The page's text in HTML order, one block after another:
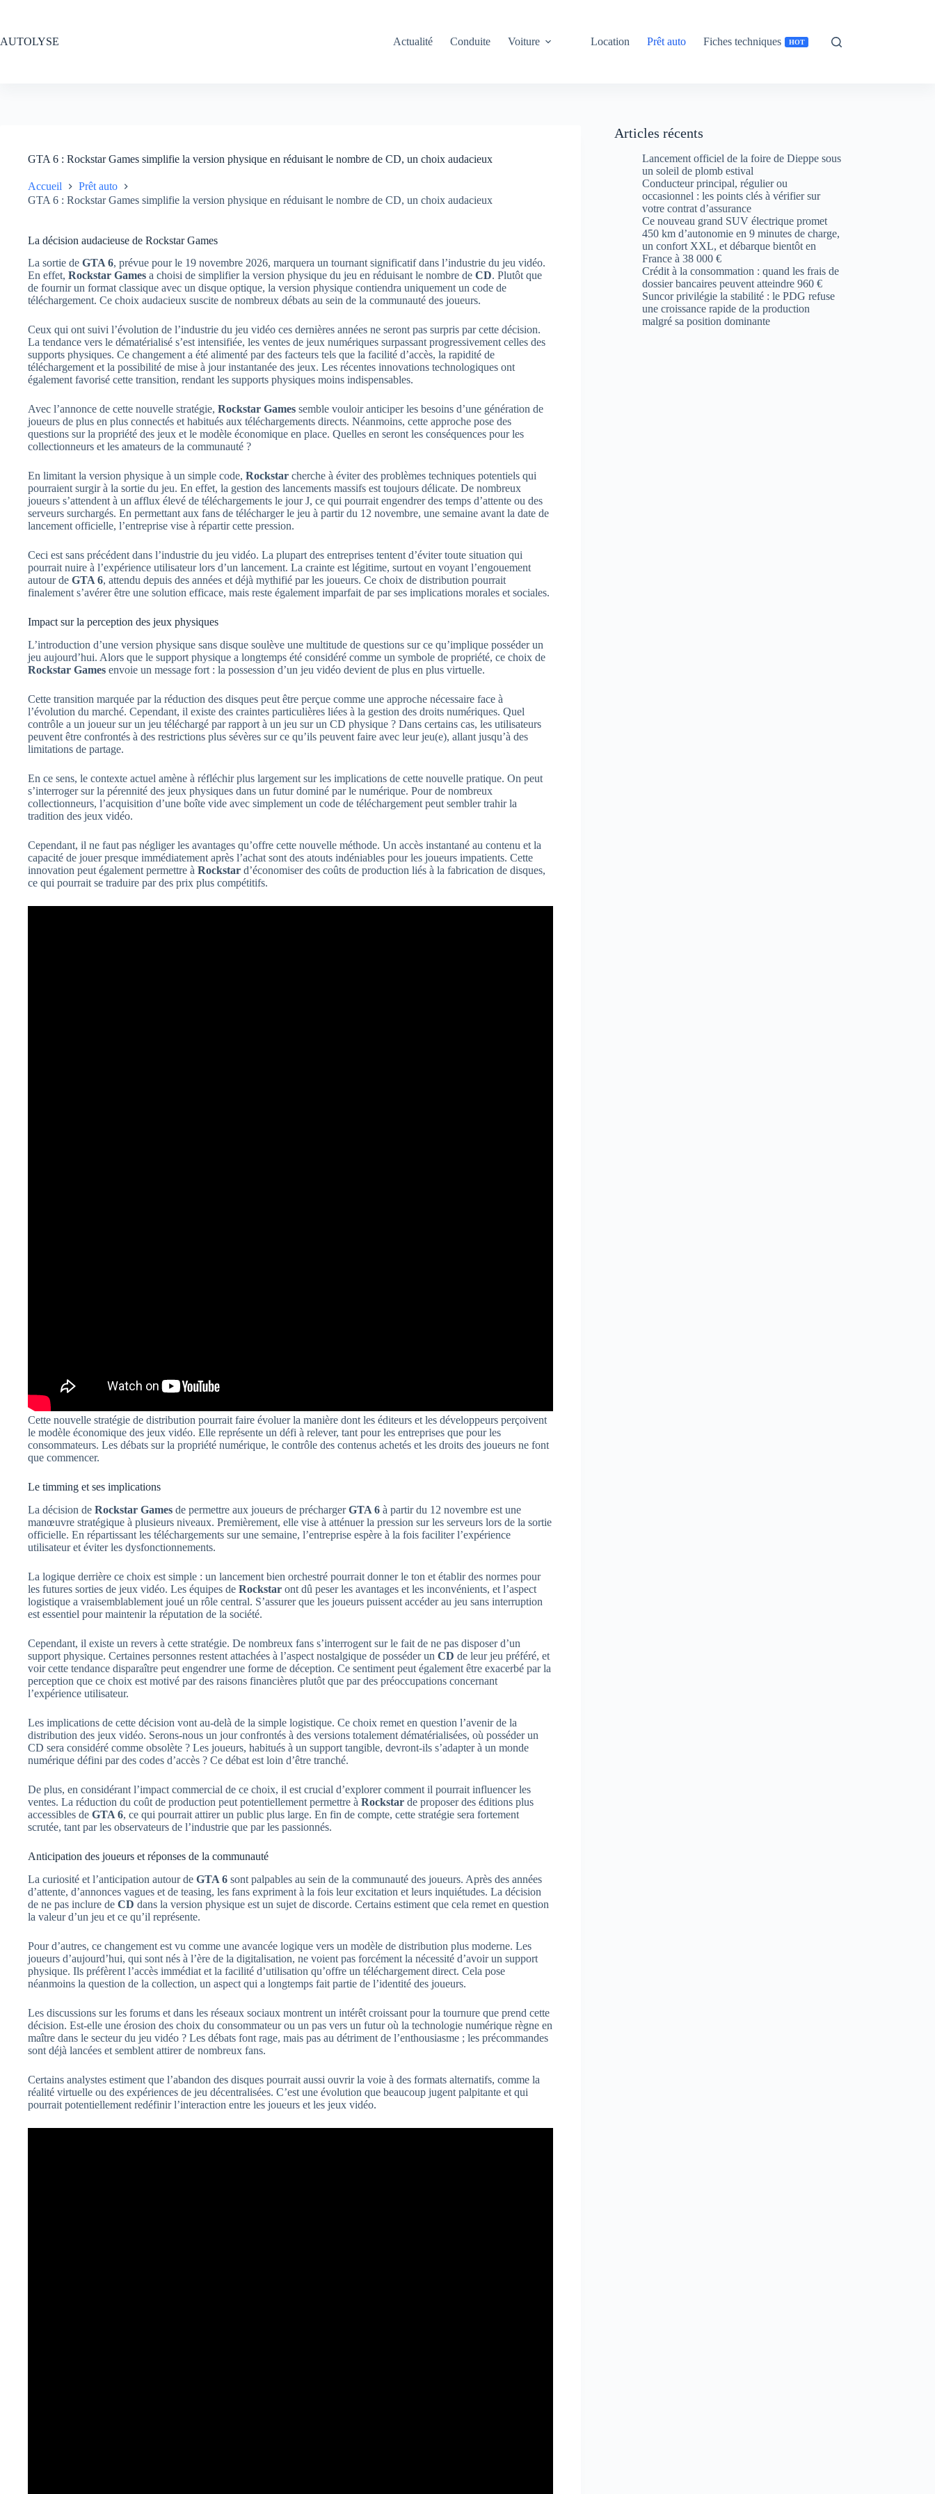
AUTOLYSE
Actualité Conduite Voiture Location Prêt auto Fiches techniques HOT
GTA 6 : Rockstar Games simplifie la version physique en réduisant le nombre de CD, un choix audacieux
Accueil
Prêt auto
GTA 6 : Rockstar Games simplifie la version physique en réduisant le nombre de CD, un choix audacieux
La décision audacieuse de Rockstar Games
La sortie de GTA 6, prévue pour le 19 novembre 2026, marquera un tournant significatif dans l’industrie du jeu vidéo.
En effet, Rockstar Games a choisi de simplifier la version physique du jeu en réduisant le nombre de CD. Plutôt que
de fournir un format classique avec un disque optique, la version physique contiendra uniquement un code de
téléchargement. Ce choix audacieux suscite de nombreux débats au sein de la communauté des joueurs.
Ceux qui ont suivi l’évolution de l’industrie du jeu vidéo ces dernières années ne seront pas surpris par cette décision.
La tendance vers le dématérialisé s’est intensifiée, les ventes de jeux numériques surpassant progressivement celles des
supports physiques. Ce changement a été alimenté par des facteurs tels que la facilité d’accès, la rapidité de
téléchargement et la possibilité de mise à jour instantanée des jeux. Les récentes innovations technologiques ont
également favorisé cette transition, rendant les supports physiques moins indispensables.
Avec l’annonce de cette nouvelle stratégie, Rockstar Games semble vouloir anticiper les besoins d’une génération de
joueurs de plus en plus connectés et habitués aux téléchargements directs. Néanmoins, cette approche pose des
questions sur la propriété des jeux et le modèle économique en place. Quelles en seront les conséquences pour les
collectionneurs et les amateurs de la communauté ?
En limitant la version physique à un simple code, Rockstar cherche à éviter des problèmes techniques potentiels qui
pourraient surgir à la sortie du jeu. En effet, la gestion des lancements massifs est toujours délicate. De nombreux
joueurs s’attendent à un afflux élevé de téléchargements le jour J, ce qui pourrait engendrer des temps d’attente ou des
serveurs surchargés. En permettant aux fans de télécharger le jeu à partir du 12 novembre, une semaine avant la date de
lancement officielle, l’entreprise vise à répartir cette pression.
Ceci est sans précédent dans l’industrie du jeu vidéo. La plupart des entreprises tentent d’éviter toute situation qui
pourrait nuire à l’expérience utilisateur lors d’un lancement. La crainte est légitime, surtout en voyant l’engouement
autour de GTA 6, attendu depuis des années et déjà mythifié par les joueurs. Ce choix de distribution pourrait
finalement s’avérer être une solution efficace, mais reste également imparfait de par ses implications morales et sociales.
Impact sur la perception des jeux physiques
L’introduction d’une version physique sans disque soulève une multitude de questions sur ce qu’implique posséder un
jeu aujourd’hui. Alors que le support physique a longtemps été considéré comme un symbole de propriété, ce choix de
Rockstar Games envoie un message fort : la possession d’un jeu vidéo devient de plus en plus virtuelle.
Cette transition marquée par la réduction des disques peut être perçue comme une approche nécessaire face à
l’évolution du marché. Cependant, il existe des craintes particulières liées à la gestion des droits numériques. Quel
contrôle a un joueur sur un jeu téléchargé par rapport à un jeu sur un CD physique ? Dans certains cas, les utilisateurs
peuvent être confrontés à des restrictions plus sévères sur ce qu’ils peuvent faire avec leur jeu(e), allant jusqu’à des
limitations de partage.
En ce sens, le contexte actuel amène à réfléchir plus largement sur les implications de cette nouvelle pratique. On peut
s’interroger sur la pérennité des jeux physiques dans un futur dominé par le numérique. Pour de nombreux
collectionneurs, l’acquisition d’une boîte vide avec simplement un code de téléchargement peut sembler trahir la
tradition des jeux vidéo.
Cependant, il ne faut pas négliger les avantages qu’offre cette nouvelle méthode. Un accès instantané au contenu et la
capacité de jouer presque immédiatement après l’achat sont des atouts indéniables pour les joueurs impatients. Cette
innovation peut également permettre à Rockstar d’économiser des coûts de production liés à la fabrication de disques,
ce qui pourrait se traduire par des prix plus compétitifs.
Cette nouvelle stratégie de distribution pourrait faire évoluer la manière dont les éditeurs et les développeurs perçoivent
le modèle économique des jeux vidéo. Elle représente un défi à relever, tant pour les entreprises que pour les
consommateurs. Les débats sur la propriété numérique, le contrôle des contenus achetés et les droits des joueurs ne font
que commencer.
Le timming et ses implications
La décision de Rockstar Games de permettre aux joueurs de préchargerGTA 6 à partir du 12 novembre est une
manœuvre stratégique à plusieurs niveaux. Premièrement, elle vise à atténuer la pression sur les serveurs lors de la sortie
officielle. En répartissant les téléchargements sur une semaine, l’entreprise espère à la fois faciliter l’expérience
utilisateur et éviter les dysfonctionnements.
La logique derrière ce choix est simple : un lancement bien orchestré pourrait donner le ton et établir des normes pour
les futures sorties de jeux vidéo. Les équipes de Rockstar ont dû peser les avantages et les inconvénients, et l’aspect
logistique a vraisemblablement joué un rôle central. S’assurer que les joueurs puissent accéder au jeu sans interruption
est essentiel pour maintenir la réputation de la société.
Cependant, il existe un revers à cette stratégie. De nombreux fans s’interrogent sur le fait de ne pas disposer d’un
support physique. Certaines personnes restent attachées à l’aspect nostalgique de posséder un CD de leur jeu préféré, et
voir cette tendance disparaître peut engendrer une forme de déception. Ce sentiment peut également être exacerbé par la
perception que ce choix est motivé par des raisons financières plutôt que par des préoccupations concernant
l’expérience utilisateur.
Les implications de cette décision vont au-delà de la simple logistique. Ce choix remet en question l’avenir de la
distribution des jeux vidéo. Serons-nous un jour confrontés à des versions totalement dématérialisées, où posséder un
CD sera considéré comme obsolète ? Les joueurs, habitués à un support tangible, devront-ils s’adapter à un monde
numérique défini par des codes d’accès ? Ce débat est loin d’être tranché.
De plus, en considérant l’impact commercial de ce choix, il est crucial d’explorer comment il pourrait influencer les
ventes. La réduction du coût de production peut potentiellement permettre à Rockstar de proposer des éditions plus
accessibles de GTA 6, ce qui pourrait attirer un public plus large. En fin de compte, cette stratégie sera fortement
scrutée, tant par les observateurs de l’industrie que par les passionnés.
Anticipation des joueurs et réponses de la communauté
La curiosité et l’anticipation autour de GTA 6 sont palpables au sein de la communauté des joueurs. Après des années
d’attente, d’annonces vagues et de teasing, les fans expriment à la fois leur excitation et leurs inquiétudes. La décision
de ne pas inclure de CD dans la version physique est un sujet de discorde. Certains estiment que cela remet en question
la valeur d’un jeu et ce qu’il représente.
Pour d’autres, ce changement est vu comme une avancée logique vers un modèle de distribution plus moderne. Les
joueurs d’aujourd’hui, qui sont nés à l’ère de la digitalisation, ne voient pas forcément la nécessité d’avoir un support
physique. Ils préfèrent l’accès immédiat et la facilité d’utilisation qu’offre un téléchargement direct. Cela pose
néanmoins la question de la collection, un aspect qui a longtemps fait partie de l’identité des joueurs.
Les discussions sur les forums et dans les réseaux sociaux montrent un intérêt croissant pour la tournure que prend cette
décision. Est-elle une érosion des choix du consommateur ou un pas vers un futur où la technologie numérique règne en
maître dans le secteur du jeu vidéo ? Les débats font rage, mais pas au détriment de l’enthousiasme ; les précommandes
sont déjà lancées et semblent attirer de nombreux fans.
Certains analystes estiment que l’abandon des disques pourrait aussi ouvrir la voie à des formats alternatifs, comme la
réalité virtuelle ou des expériences de jeu décentralisées. C’est une évolution que beaucoup jugent palpitante et qui
pourrait potentiellement redéfinir l’interaction entre les joueurs et les jeux vidéo.
Articles récents
Lancement officiel de la foire de Dieppe sous
un soleil de plomb estival
Conducteur principal, régulier ou
occasionnel : les points clés à vérifier sur
votre contrat d’assurance
Ce nouveau grand SUV électrique promet
450 km d’autonomie en 9 minutes de charge,
un confort XXL, et débarque bientôt en
France à 38 000 €
Crédit à la consommation : quand les frais de
dossier bancaires peuvent atteindre 960 €
Suncor privilégie la stabilité : le PDG refuse
une croissance rapide de la production
malgré sa position dominante